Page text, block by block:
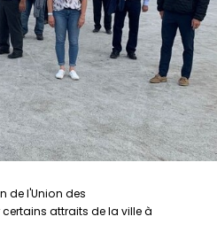
de l'Union des
attraits de la ville à